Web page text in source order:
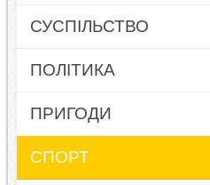
СУСПІЛЬСТВО
ПОЛІТИКА
ПРИГОДИ
СПОРТ